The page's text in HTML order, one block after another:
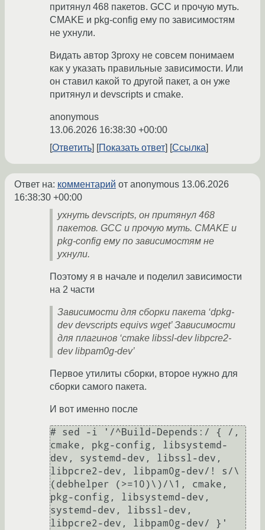
притянул 468 пакетов. GCC и прочую муть.
CMAKE и pkg-config ему по зависимостям
не ухнули.
Видать автор 3proxy не совсем понимаем
как у указать правильные зависимости. Или
он ставил какой то другой пакет, а он уже
притянул и devscripts и cmake.
anonymous
13.06.2026 16:38:30 +00:00
Ответить
Показать ответ Ссылка
Ответ на: комментарий от anonymous 13.06.2026
16:38:30 +00:00
ухнуть devscripts, он притянул 468
пакетов. GCC и прочую муть. CMAKE и
pkg-config ему по зависимостям не
ухнули.
Поэтому я в начале и поделил зависимости
на 2 части
Зависимости для сборки пакета ‘dpkg-
dev devscripts equivs wget’ Зависимости
для плагинов ‘cmake libssl-dev libpcre2-
dev libpam0g-dev’
Первое утилиты сборки, второе нужно для
сборки самого пакета.
И вот именно после
# sed -i '/^Build-Depends:/ { /,
cmake, pkg-config, libsystemd-
dev, systemd-dev, libssl-dev,
libpcre2-dev, libpam0g-dev/! s/\
(debhelper (>=10)\)/\1, cmake,
pkg-config, libsystemd-dev,
systemd-dev, libssl-dev,
libpcre2-dev, libpam0g-dev/ }'